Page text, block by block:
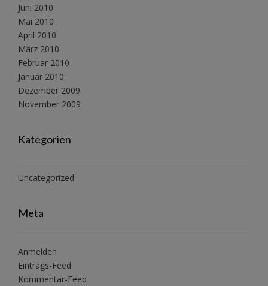
Juni 2010
Mai 2010
April 2010
März 2010
Februar 2010
Januar 2010
Dezember 2009
November 2009
Kategorien
Uncategorized
Meta
Anmelden
Eintrags-Feed
Kommentar-Feed